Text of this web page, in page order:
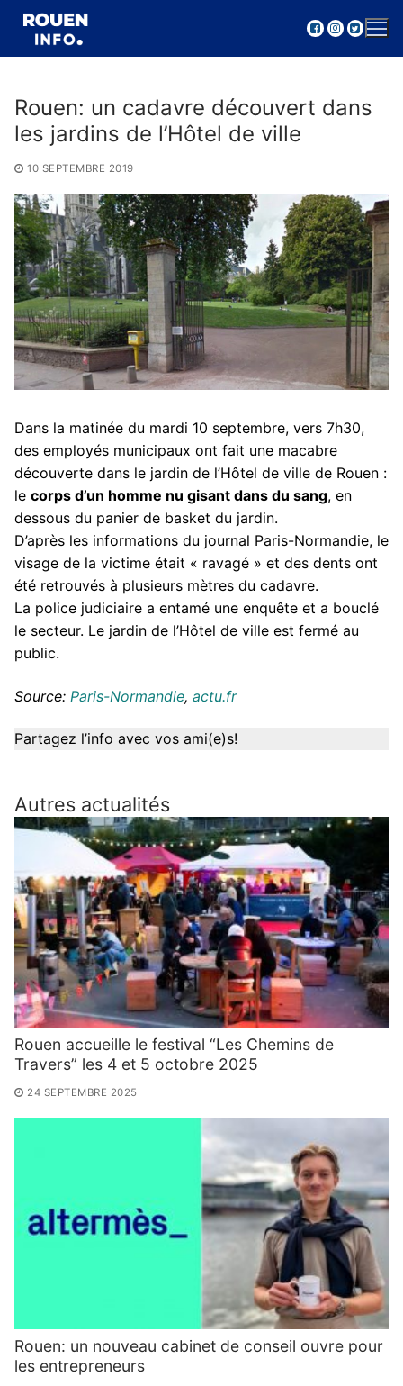
Aller
contenu
Rouen: un cadavre découvert dans
les jardins de l’Hôtel de ville
10 SEPTEMBRE 2019
Dans la matinée du mardi 10 septembre, vers 7h30,
des employés municipaux ont fait une macabre
découverte dans le jardin de l’Hôtel de ville de Rouen :
le corps d’un homme nu gisant dans du sang, en
dessous du panier de basket du jardin.
D’après les informations du journal Paris-Normandie, le
visage de la victime était « ravagé » et des dents ont
été retrouvés à plusieurs mètres du cadavre.
La police judiciaire a entamé une enquête et a bouclé
le secteur. Le jardin de l’Hôtel de ville est fermé au
public.
Source: Paris-Normandie, actu.fr
Partagez l’info avec vos ami(e)s!
Autres actualités
Rouen accueille le festival “Les Chemins de
Travers” les 4 et 5 octobre 2025
24 SEPTEMBRE 2025
Rouen: un nouveau cabinet de conseil ouvre pour
les entrepreneurs